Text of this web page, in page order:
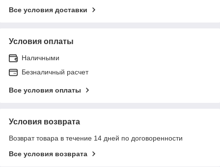
Все условия доставки
Условия оплаты
Наличными
Безналичный расчет
Все условия оплаты
Условия возврата
Возврат товара в течение 14 дней по договоренности
Все условия возврата